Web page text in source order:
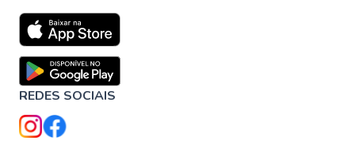
REDES SOCIAIS